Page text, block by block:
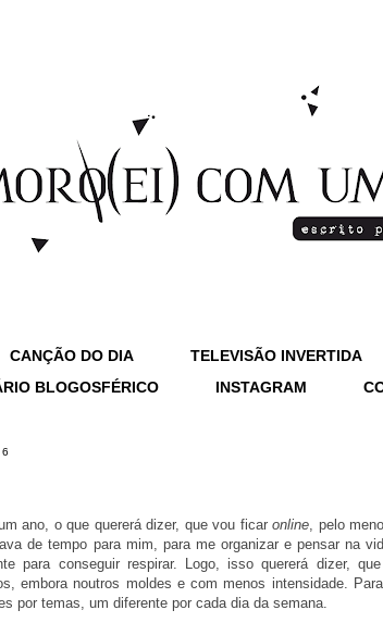
CANÇÃO DO DIA TELEVISÃO INVERTIDA
BLOGOSFÉRICO INSTAGRAM
ano, o que quererá dizer, que vou ficar online, pelo
de tempo para mim, para me organizar e pensar na
para conseguir respirar. Logo, isso quererá dizer,
embora noutros moldes e com menos intensidade.
por temas, um diferente por cada dia da semana.